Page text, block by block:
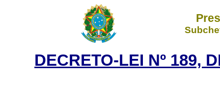
DECRETO-LEI Nº 189,